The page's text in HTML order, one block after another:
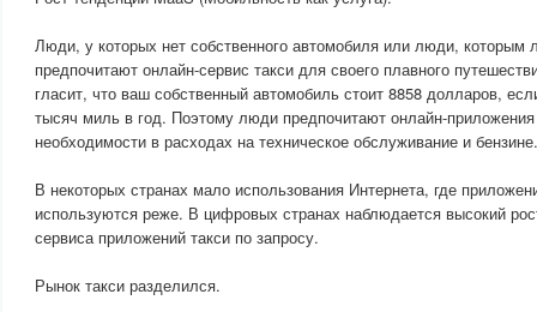
Люди, у которых нет собственного автомобиля или люди, которым
предпочитают онлайн-сервис такси для своего плавного
гласит, что ваш собственный автомобиль стоит 8858 долларов,
тысяч миль в год. Поэтому люди предпочитают онлайн-
необходимости в расходах на техническое обслуживание и бензине.
В некоторых странах мало использования Интернета, где
используются реже. В цифровых странах наблюдается высокий
сервиса приложений такси по запросу.
Рынок такси разделился.